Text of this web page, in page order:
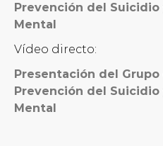
Prevención del Suicidio
Mental
Vídeo directo:
Presentación del
Prevención del Suicidio
Mental